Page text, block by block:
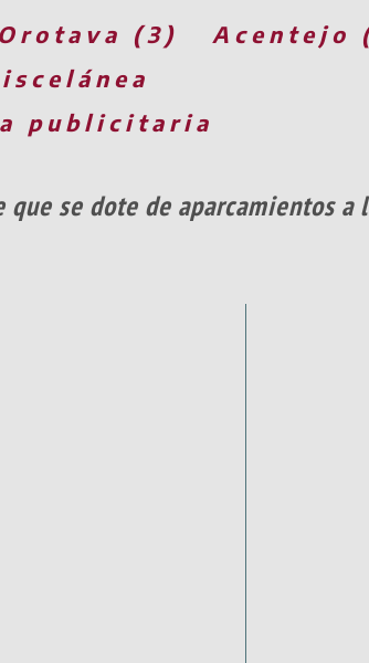
(3)
Acentejo
publicitaria
que se dote de aparcamientos a